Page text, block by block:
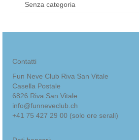
Senza categoria
Contatti
Fun Neve Club Riva San Vitale
Casella Postale
6826 Riva San Vitale
info@funneveclub.ch
+41 75 427 29 00 (solo ore serali)